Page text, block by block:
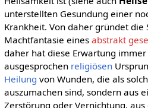
unterstellten Gesundung einer
Krankheit. Von daher gründet die
Machtfantasie eines abstrakt
daher hat diese Erwartung
ausgesprochen religiösen
Heilung von Wunden, die als
auszumachen sind, sondern aus
Zerstörung oder Vernichtung, aus